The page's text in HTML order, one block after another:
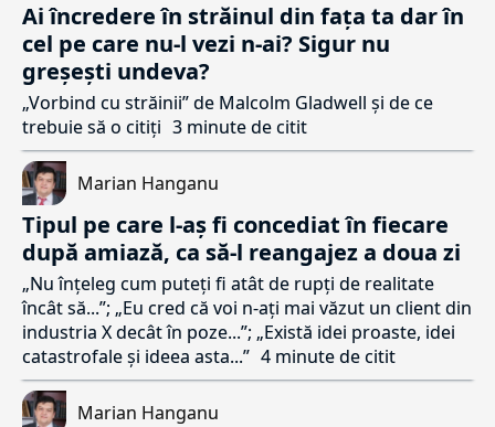
Ai încredere în străinul din fața ta dar în
cel pe care nu-l vezi n-ai? Sigur nu
greșești undeva?
„Vorbind cu străinii” de Malcolm Gladwell și de ce
trebuie să o citiți 3 minute de citit
Marian Hanganu
Tipul pe care l-aș fi concediat în fiecare
după amiază, ca să-l reangajez a doua zi
„Nu înțeleg cum puteți fi atât de rupți de realitate
încât să...”; „Eu cred că voi n-ați mai văzut un client din
industria X decât în poze...”; „Există idei proaste, idei
catastrofale și ideea asta...” 4 minute de citit
Marian Hanganu